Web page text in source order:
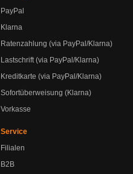
PayPal
Klarna
Ratenzahlung (via PayPal/Klarna)
Lastschrift (via PayPal/Klarna)
Kreditkarte (via PayPal/Klarna)
Sofortüberweisung (Klarna)
Vorkasse
Service
Filialen
B2B